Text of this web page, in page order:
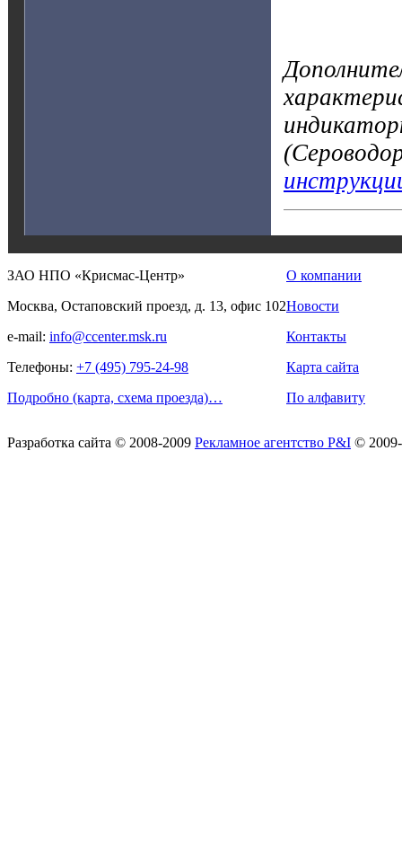
ЗАО НПО «Крисмас-Центр»
Москва, Остаповский проезд, д. 13, офис 102
e-mail: info@ccenter.msk.ru
Телефоны: +7 (495) 795-24-98
Подробно (карта, схема проезда)…
О компании
Новости
Контакты
Карта сайта
По алфавиту
Разработка сайта © 2008-2009 Рекламное агентство P&I ©